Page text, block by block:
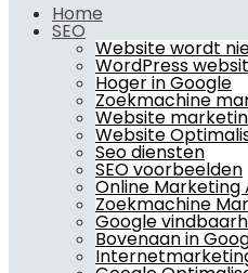
Home
SEO
Website wordt
WordPress
Hoger in Google
Zoekmachine
Website
Website
Seo diensten
SEO voorbeelden
Online Marketing
Zoekmachine
Google
Bovenaan in